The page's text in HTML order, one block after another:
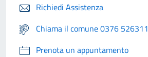
Richiedi Assistenza
Chiama il comune 0376 526311
Prenota un appuntamento